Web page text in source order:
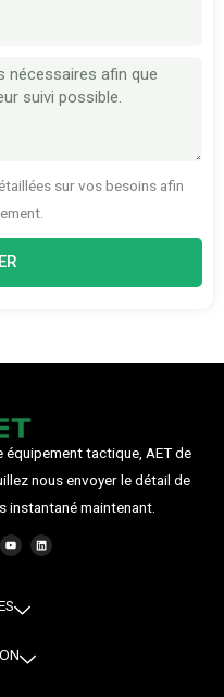
sur vos besoins afin
tactique, AET de
nous envoyer le détail de
instantané maintenant.
Y
o
u
e
L
i
n